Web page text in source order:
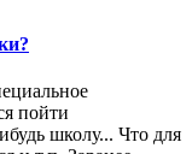
пойти
школу... Что для